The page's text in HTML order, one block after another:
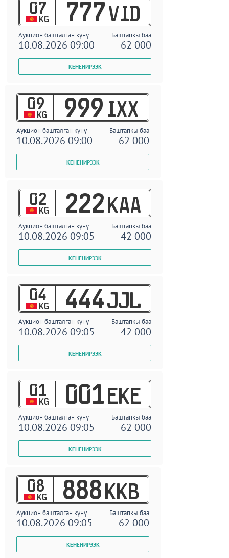
07
KG 777 VID
Аукцион башталган күнү Баштапкы баа
10.08.2026 09:00 62 000
09
KG 999 IXX
Аукцион башталган күнү Баштапкы баа
10.08.2026 09:00 62 000
02
KG 222 KAA
Аукцион башталган күнү Баштапкы баа
10.08.2026 09:05 42 000
04
KG 444 JJL
Аукцион башталган күнү Баштапкы баа
10.08.2026 09:05 42 000
01
KG 001 EKE
Аукцион башталган күнү Баштапкы баа
10.08.2026 09:05 62 000
08
KG 888 KKB
Аукцион башталган күнү Баштапкы баа
10.08.2026 09:05 62 000